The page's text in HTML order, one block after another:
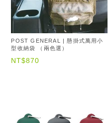
POST GENERAL | 懸掛式萬用小
型收納袋 （兩色選）
NT$870